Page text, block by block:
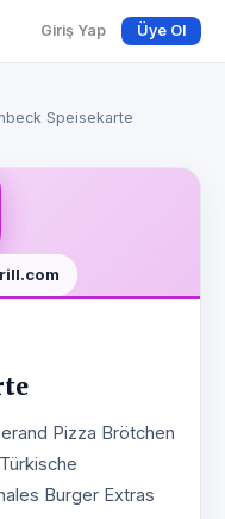
Giriş Yap Üye Ol
Speisekarte
Pizza Brötchen
Burger Extras